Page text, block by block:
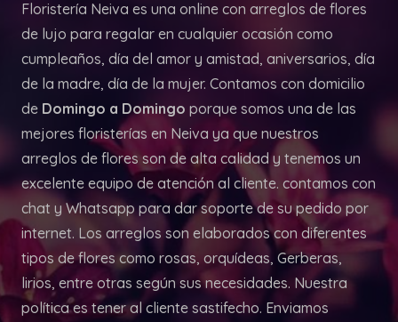
Floristería Neiva es una online con arreglos de flores
de lujo para regalar en cualquier ocasión como
cumpleaños, día del amor y amistad, aniversarios, día
de la madre, día de la mujer. Contamos con domicilio
de Domingo a Domingo porque somos una de las
mejores floristerías en Neiva ya que nuestros
arreglos de flores son de alta calidad y tenemos un
excelente equipo de atención al cliente. contamos con
chat y Whatsapp para dar soporte de su pedido por
internet. Los arreglos son elaborados con diferentes
tipos de flores como rosas, orquídeas, Gerberas,
lirios, entre otras según sus necesidades. Nuestra
política es tener al cliente sastifecho. Enviamos